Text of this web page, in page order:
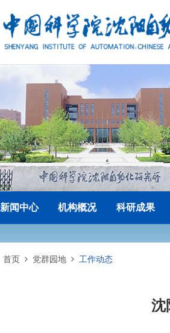
新闻中心 机构概况 科研成果
首页 党群园地 工作动态
沈